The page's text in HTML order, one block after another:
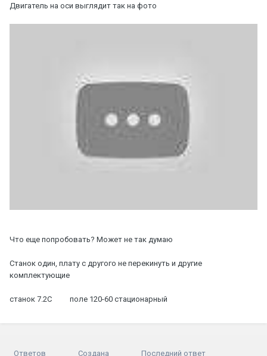
Двигатель на оси выглядит так на фото
Что еще попробовать? Может не так думаю
Станок один, плату с другого не перекинуть и другие
комплектующие
станок 7.2С поле 120-60 стационарный
Ответов Создана Последний ответ